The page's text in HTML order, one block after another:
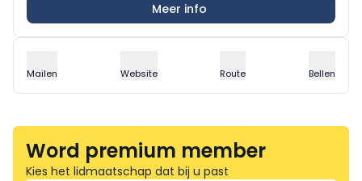
Meer info
Mailen Website Route Bellen
Word premium member
Kies het lidmaatschap dat bij u past